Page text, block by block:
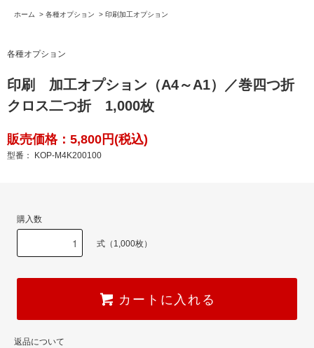
ホーム > 各種オプション > 印刷加工オプション
各種オプション
印刷 加工オプション（A4～A1）／巻四つ折
クロス二つ折 1,000枚
販売価格：5,800円(税込)
型番： KOP-M4K200100
購入数
式（1,000枚）
カートに入れる
返品について